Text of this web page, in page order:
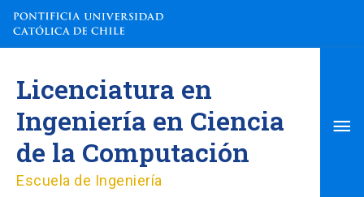
contenido
Licenciatura en
Ingeniería en Ciencia
de la Computación
Escuela de Ingeniería